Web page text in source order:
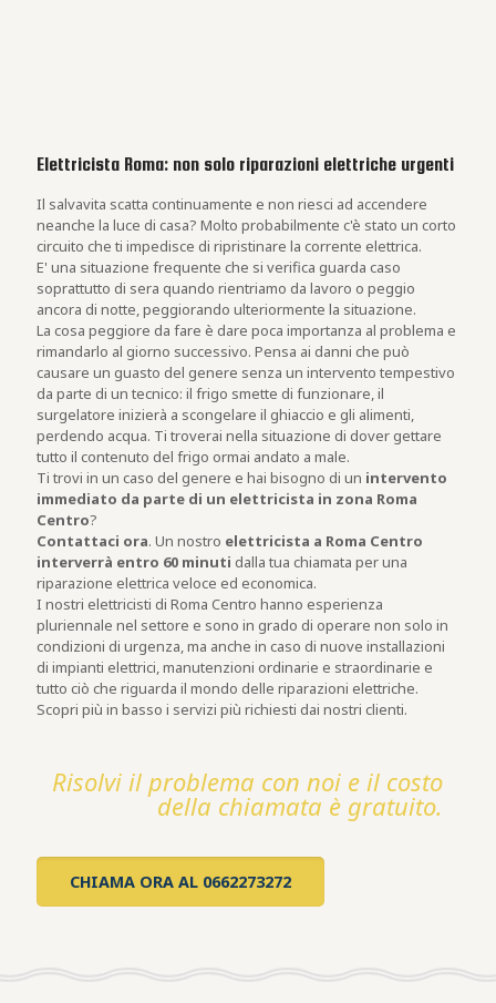
Elettricista Roma: non solo riparazioni elettriche urgenti
Il salvavita scatta continuamente e non riesci ad accendere
neanche la luce di casa? Molto probabilmente c'è stato un corto
circuito che ti impedisce di ripristinare la corrente elettrica.
E' una situazione frequente che si verifica guarda caso
soprattutto di sera quando rientriamo da lavoro o peggio
ancora di notte, peggiorando ulteriormente la situazione.
La cosa peggiore da fare è dare poca importanza al problema e
rimandarlo al giorno successivo. Pensa ai danni che può
causare un guasto del genere senza un intervento tempestivo
da parte di un tecnico: il frigo smette di funzionare, il
surgelatore inizierà a scongelare il ghiaccio e gli alimenti,
perdendo acqua. Ti troverai nella situazione di dover gettare
tutto il contenuto del frigo ormai andato a male.
Ti trovi in un caso del genere e hai bisogno di un intervento
immediato da parte di un elettricista in zona Roma
Centro?
Contattaci ora. Un nostro elettricista a Roma Centro
interverrà entro 60 minuti dalla tua chiamata per una
riparazione elettrica veloce ed economica.
I nostri elettricisti di Roma Centro hanno esperienza
pluriennale nel settore e sono in grado di operare non solo in
condizioni di urgenza, ma anche in caso di nuove installazioni
di impianti elettrici, manutenzioni ordinarie e straordinarie e
tutto ciò che riguarda il mondo delle riparazioni elettriche.
Scopri più in basso i servizi più richiesti dai nostri clienti.
Risolvi il problema con noi e il costo
della chiamata è gratuito.
CHIAMA ORA AL 0662273272